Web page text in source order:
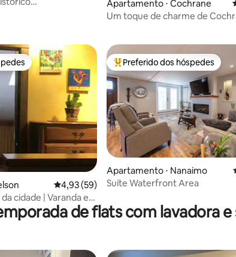
115 avaliações
Apartamento ⋅ Cochrane
Um toque de charme de
102 avaliações
4,93 de uma avaliação média de 5, 59
4,93 (59)
cidade | Varanda e
Entre os melhores preferidos
Preferido dos hóspedes
Apartamento ⋅ Nanaimo
Suíte Waterfront Area
de flats com lavadora e